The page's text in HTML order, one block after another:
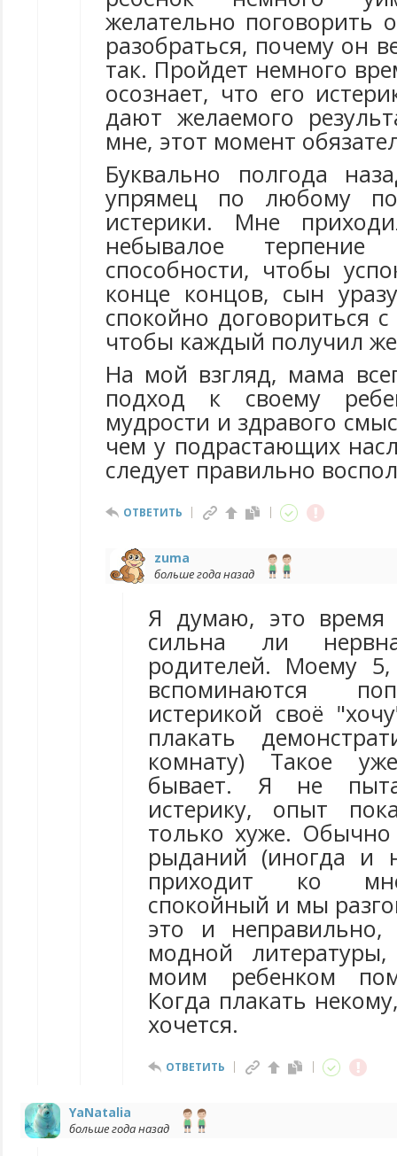
желательно поговорить
разобраться, почему он
так. Пройдет немного
осознает, что его
дают желаемого
мне, этот момент
Буквально полгода
упрямец по любому
истерики. Мне
небывалое
способности, чтобы
конце концов, сын
спокойно договориться
чтобы каждый получил
На мой взгляд, мама
подход к своему
мудрости и здравого
чем у подрастающих
следует правильно
ОТВЕТИТЬ
zuma
больше года назад
Я думаю, это время
сильна ли
родителей. Моему
вспоминаются
истерикой своё
плакать
комнату) Такое
бывает. Я не
истерику, опыт
только хуже.
рыданий (иногда и
приходит ко
спокойный и мы
это и
модной
моим ребенком
Когда плакать
хочется.
ОТВЕТИТЬ
YaNatalia
больше года назад